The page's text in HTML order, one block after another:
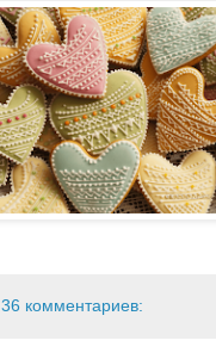
36 комментариев: